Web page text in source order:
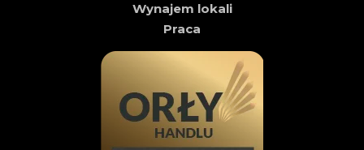
Wynajem lokali
Praca